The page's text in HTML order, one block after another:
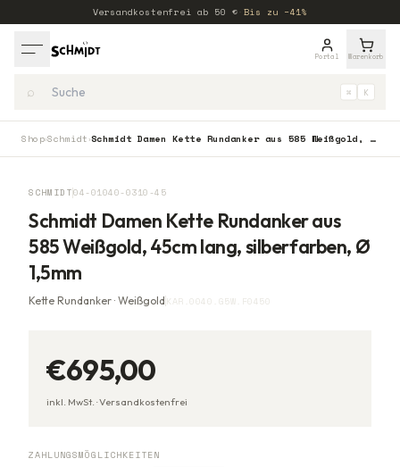
Versandkostenfrei ab 50 € Bis zu −41%
Portal Warenkorb
⌕ ⌘ K
Shop›Schmidt › Schmidt Damen Kette Rundanker aus 585 Weißgold, 45cm lang, silberfarben, Ø 1,5mm
SCHMIDT04-01040-0310-45
Schmidt Damen Kette Rundanker aus
585 Weißgold, 45cm lang, silberfarben, Ø
1,5mm
Kette Rundanker · Weißgold KAR.0040.G5W.F0450
€695,00
inkl. MwSt. ·Versandkostenfrei
ZAHLUNGSMÖGLICHKEITEN